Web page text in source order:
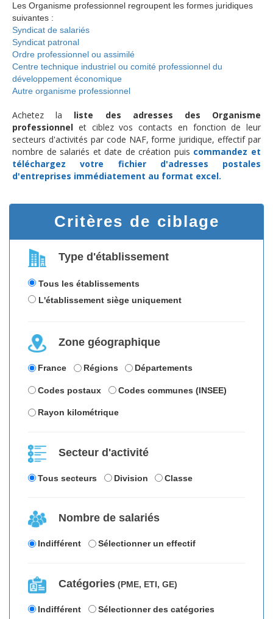
Les Organisme professionnel regroupent les formes juridiques
suivantes :
Syndicat de salariés
Syndicat patronal
Ordre professionnel ou assimilé
Centre technique industriel ou comité professionnel du
développement économique
Autre organisme professionnel
Achetez la liste des adresses des Organisme
professionnel et ciblez vos contacts en fonction de leur
secteurs d'activités par code NAF, forme juridique, effectif par
nombre de salariés et date de création puis commandez et
téléchargezvotre fichier d'adresses postales
d'entreprises immédiatement au format excel.
Critères de ciblage
Type d'établissement
Tous les établissements
L'établissement siège uniquement
Zone géographique
France Régions Départements
Codes postaux Codes communes (INSEE)
Rayon kilométrique
Secteur d'activité
Tous secteurs Division Classe
Nombre de salariés
Indifférent Sélectionner un effectif
Catégories (PME, ETI, GE)
Indifférent Sélectionner des catégories